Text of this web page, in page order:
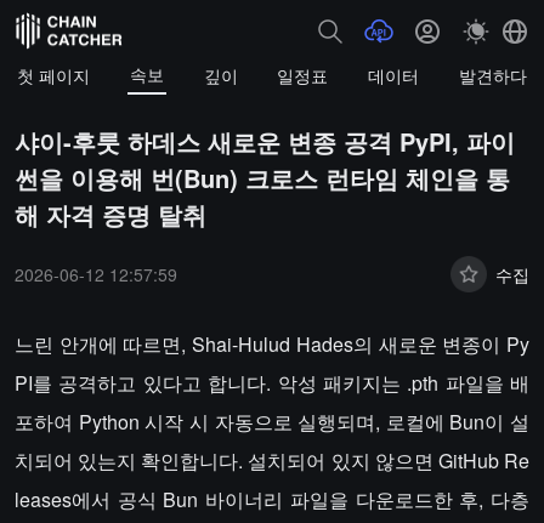
첫 페이지 속보 깊이 일정표 데이터 발견하다
샤이-후룻 하데스 새로운 변종 공격 PyPI, 파이
썬을 이용해 번(Bun) 크로스 런타임 체인을 통
해 자격 증명 탈취
2026-06-12 12:57:59 수집
느린 안개에 따르면, Shai-Hulud Hades의 새로운 변종이 Py
PI를 공격하고 있다고 합니다. 악성 패키지는 .pth 파일을 배
포하여 Python 시작 시 자동으로 실행되며, 로컬에 Bun이 설
치되어 있는지 확인합니다. 설치되어 있지 않으면 GitHub Re
leases에서 공식 Bun 바이너리 파일을 다운로드한 후, 다층